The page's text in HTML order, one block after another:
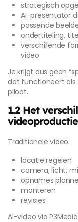
strategisch
AI-presentator
passende
ondertiteling,
verschillende
video
Je krijgt dus geen
dat functioneert als
piloot.
1.2 Het
videoproductie
Traditionele video:
locatie regelen
camera, licht,
opnames
monteren
revisies
AI-video via P3Media: